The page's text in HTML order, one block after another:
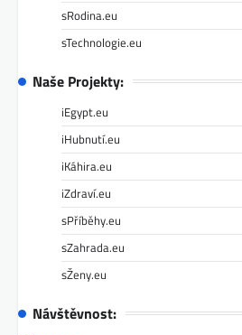
sRodina.eu
sTechnologie.eu
Naše Projekty:
iEgypt.eu
iHubnutí.eu
iKáhira.eu
iZdraví.eu
sPříběhy.eu
sZahrada.eu
sŽeny.eu
Návštěvnost: